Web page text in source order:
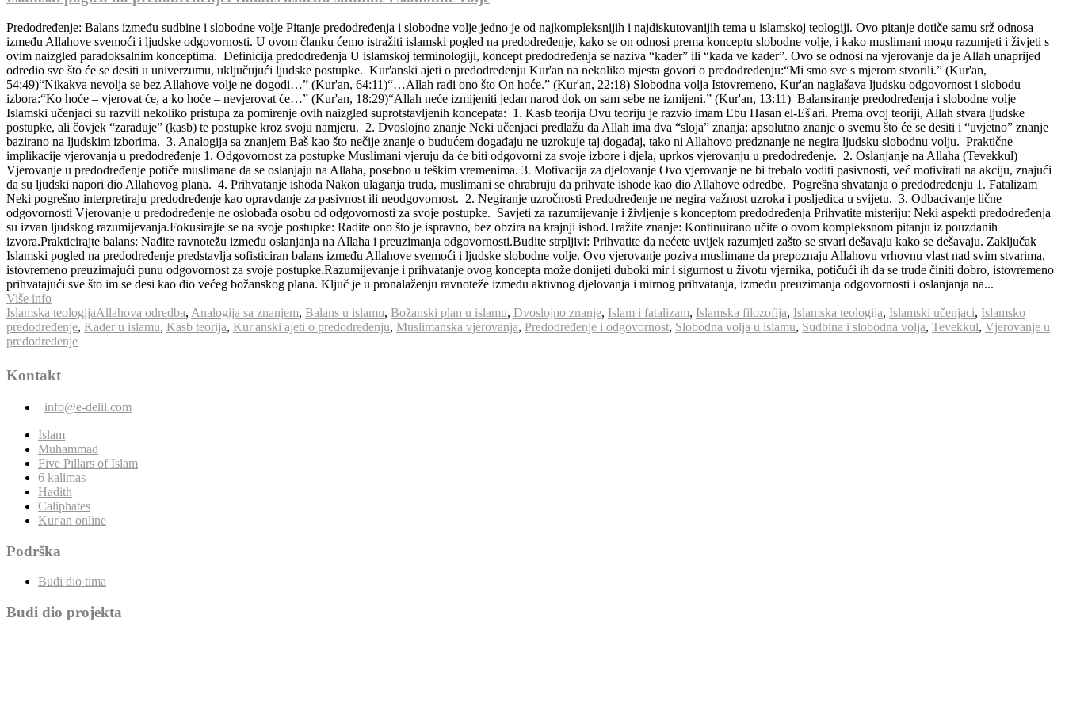
Predodređenje: Balans između sudbine i slobodne volje Pitanje predodređenja i slobodne volje jedno je od najkompleksnijih i najdiskutovanijih tema u islamskoj teologiji. Ovo pitanje dotiče samu srž odnosa
između Allahove svemoći i ljudske odgovornosti. U ovom članku ćemo istražiti islamski pogled na predodređenje, kako se on odnosi prema konceptu slobodne volje, i kako muslimani mogu razumjeti i živjeti s
ovim naizgled paradoksalnim konceptima. Definicija predodređenja U islamskoj terminologiji, koncept predodređenja se naziva “kader” ili “kada ve kader”. Ovo se odnosi na vjerovanje da je Allah unaprijed
odredio sve što će se desiti u univerzumu, uključujući ljudske postupke. Kur'anski ajeti o predodređenju Kur'an na nekoliko mjesta govori o predodređenju:“Mi smo sve s mjerom stvorili.” (Kur'an,
54:49)“Nikakva nevolja se bez Allahove volje ne dogodi…” (Kur'an, 64:11)“…Allah radi ono što On hoće.” (Kur'an, 22:18) Slobodna volja Istovremeno, Kur'an naglašava ljudsku odgovornost i slobodu
izbora:“Ko hoće – vjerovat će, a ko hoće – nevjerovat će…” (Kur'an, 18:29)“Allah neće izmijeniti jedan narod dok on sam sebe ne izmijeni.” (Kur'an, 13:11) Balansiranje predodređenja i slobodne volje
Islamski učenjaci su razvili nekoliko pristupa za pomirenje ovih naizgled suprotstavljenih koncepata: 1. Kasb teorija Ovu teoriju je razvio imam Ebu Hasan el-Eš'ari. Prema ovoj teoriji, Allah stvara ljudske
postupke, ali čovjek “zarađuje” (kasb) te postupke kroz svoju namjeru. 2. Dvoslojno znanje Neki učenjaci predlažu da Allah ima dva “sloja” znanja: apsolutno znanje o svemu što će se desiti i “uvjetno” znanje
bazirano na ljudskim izborima. 3. Analogija sa znanjem Baš kao što nečije znanje o budućem događaju ne uzrokuje taj događaj, tako ni Allahovo predznanje ne negira ljudsku slobodnu volju. Praktične
implikacije vjerovanja u predodređenje 1. Odgovornost za postupke Muslimani vjeruju da će biti odgovorni za svoje izbore i djela, uprkos vjerovanju u predodređenje. 2. Oslanjanje na Allaha (Tevekkul)
Vjerovanje u predodređenje potiče muslimane da se oslanjaju na Allaha, posebno u teškim vremenima. 3. Motivacija za djelovanje Ovo vjerovanje ne bi trebalo voditi pasivnosti, već motivirati na akciju, znajući
da su ljudski napori dio Allahovog plana. 4. Prihvatanje ishoda Nakon ulaganja truda, muslimani se ohrabruju da prihvate ishode kao dio Allahove odredbe. Pogrešna shvatanja o predodređenju 1. Fatalizam
Neki pogrešno interpretiraju predodređenje kao opravdanje za pasivnost ili neodgovornost. 2. Negiranje uzročnosti Predodređenje ne negira važnost uzroka i posljedica u svijetu. 3. Odbacivanje lične
odgovornosti Vjerovanje u predodređenje ne oslobađa osobu od odgovornosti za svoje postupke. Savjeti za razumijevanje i življenje s konceptom predodređenja Prihvatite misteriju: Neki aspekti predodređenja
su izvan ljudskog razumijevanja.Fokusirajte se na svoje postupke: Radite ono što je ispravno, bez obzira na krajnji ishod.Tražite znanje: Kontinuirano učite o ovom kompleksnom pitanju iz pouzdanih
izvora.Prakticirajte balans: Nađite ravnotežu između oslanjanja na Allaha i preuzimanja odgovornosti.Budite strpljivi: Prihvatite da nećete uvijek razumjeti zašto se stvari dešavaju kako se dešavaju. Zaključak
Islamski pogled na predodređenje predstavlja sofisticiran balans između Allahove svemoći i ljudske slobodne volje. Ovo vjerovanje poziva muslimane da prepoznaju Allahovu vrhovnu vlast nad svim stvarima,
istovremeno preuzimajući punu odgovornost za svoje postupke.Razumijevanje i prihvatanje ovog koncepta može donijeti duboki mir i sigurnost u životu vjernika, potičući ih da se trude činiti dobro, istovremeno
prihvatajući sve što im se desi kao dio većeg božanskog plana. Ključ je u pronalaženju ravnoteže između aktivnog djelovanja i mirnog prihvatanja, između preuzimanja odgovornosti i oslanjanja na...
Više info
Islamska teologijaAllahova odredba, Analogija sa znanjem, Balans u islamu, Božanski plan u islamu, Dvoslojno znanje, Islam i fatalizam, Islamska filozofija, Islamska teologija, Islamski učenjaci, Islamsko
predodređenje, Kader u islamu, Kasb teorija, Kur'anski ajeti o predodređenju, Muslimanska vjerovanja, Predodređenje i odgovornost, Slobodna volja u islamu, Sudbina i slobodna volja, Tevekkul, Vjerovanje u
predodređenje
Kontakt
info@e-delil.com
Islam
Muhammad
Five Pillars of Islam
6 kalimas
Hadith
Caliphates
Kur'an online
Podrška
Budi dio tima
Budi dio projekta